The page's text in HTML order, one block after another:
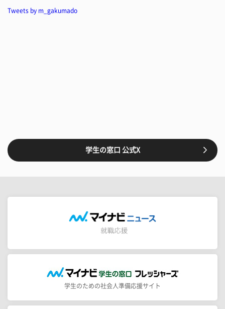
Tweets by m_gakumado
学生の窓口 公式X
学生のための社会人準備応援サイト